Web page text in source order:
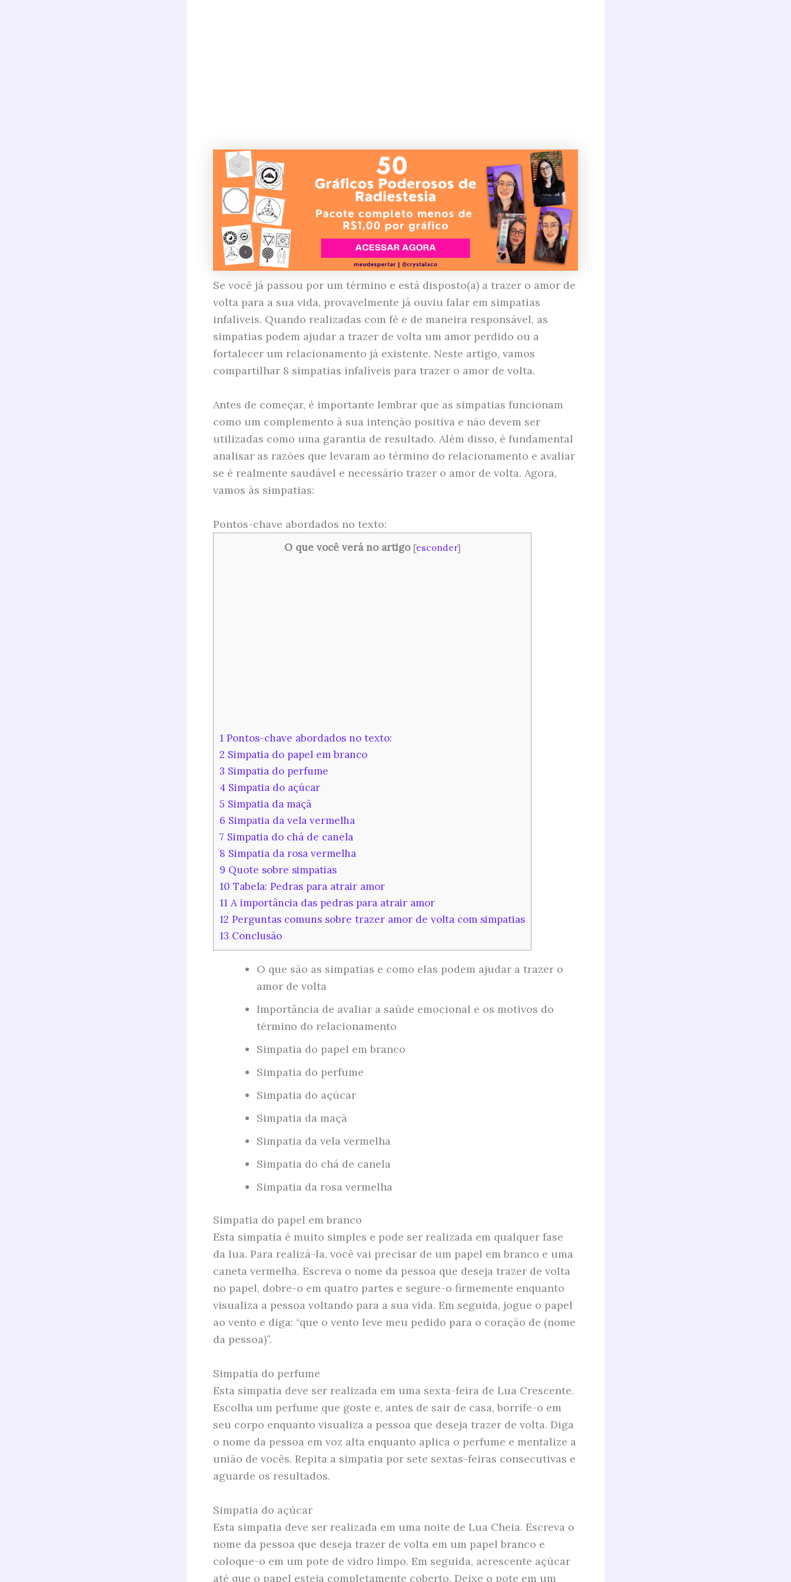
Se você já passou por um término e está disposto(a) a trazer o amor de
volta para a sua vida, provavelmente já ouviu falar em simpatias
infalíveis. Quando realizadas com fé e de maneira responsável, as
simpatias podem ajudar a trazer de volta um amor perdido ou a
fortalecer um relacionamento já existente. Neste artigo, vamos
compartilhar 8 simpatias infalíveis para trazer o amor de volta.
Antes de começar, é importante lembrar que as simpatias funcionam
como um complemento à sua intenção positiva e não devem ser
utilizadas como uma garantia de resultado. Além disso, é fundamental
analisar as razões que levaram ao término do relacionamento e avaliar
se é realmente saudável e necessário trazer o amor de volta. Agora,
vamos às simpatias:
Pontos-chave abordados no texto:
O que você verá no artigo [esconder]
1 Pontos-chave abordados no texto:
2 Simpatia do papel em branco
3 Simpatia do perfume
4 Simpatia do açúcar
5 Simpatia da maçã
6 Simpatia da vela vermelha
7 Simpatia do chá de canela
8 Simpatia da rosa vermelha
9 Quote sobre simpatias
10 Tabela: Pedras para atrair amor
11 A importância das pedras para atrair amor
12 Perguntas comuns sobre trazer amor de volta com simpatias
13 Conclusão
O que são as simpatias e como elas podem ajudar a trazer o
amor de volta
Importância de avaliar a saúde emocional e os motivos do
término do relacionamento
Simpatia do papel em branco
Simpatia do perfume
Simpatia do açúcar
Simpatia da maçã
Simpatia da vela vermelha
Simpatia do chá de canela
Simpatia da rosa vermelha
Simpatia do papel em branco
Esta simpatia é muito simples e pode ser realizada em qualquer fase
da lua. Para realizá-la, você vai precisar de um papel em branco e uma
caneta vermelha. Escreva o nome da pessoa que deseja trazer de volta
no papel, dobre-o em quatro partes e segure-o firmemente enquanto
visualiza a pessoa voltando para a sua vida. Em seguida, jogue o papel
ao vento e diga: “que o vento leve meu pedido para o coração de (nome
da pessoa)”.
Simpatia do perfume
Esta simpatia deve ser realizada em uma sexta-feira de Lua Crescente.
Escolha um perfume que goste e, antes de sair de casa, borrife-o em
seu corpo enquanto visualiza a pessoa que deseja trazer de volta. Diga
o nome da pessoa em voz alta enquanto aplica o perfume e mentalize a
união de vocês. Repita a simpatia por sete sextas-feiras consecutivas e
aguarde os resultados.
Simpatia do açúcar
Esta simpatia deve ser realizada em uma noite de Lua Cheia. Escreva o
nome da pessoa que deseja trazer de volta em um papel branco e
coloque-o em um pote de vidro limpo. Em seguida, acrescente açúcar
até que o papel esteja completamente coberto. Deixe o pote em um